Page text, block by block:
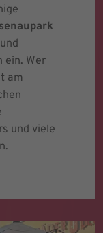
ein. Wer
am
und viele